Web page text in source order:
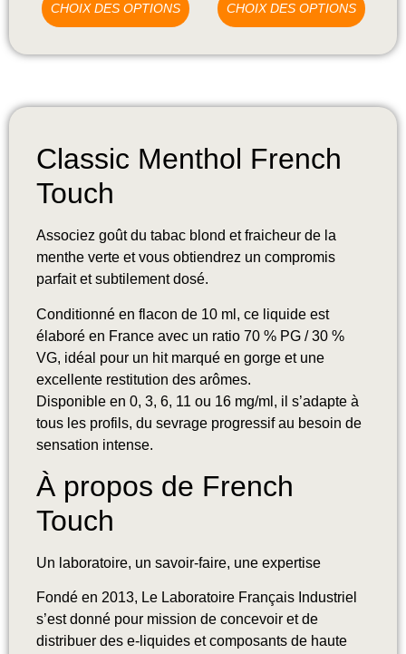
CHOIX DES OPTIONS CHOIX DES OPTIONS
Classic Menthol French
Touch
Associez goût du tabac blond et fraicheur de la
menthe verte et vous obtiendrez un compromis
parfait et subtilement dosé.
Conditionné en flacon de 10 ml, ce liquide est
élaboré en France avec un ratio 70 % PG / 30 %
VG, idéal pour un hit marqué en gorge et une
excellente restitution des arômes.
Disponible en 0, 3, 6, 11 ou 16 mg/ml, il s’adapte à
tous les profils, du sevrage progressif au besoin de
sensation intense.
À propos de French
Touch
Un laboratoire, un savoir-faire, une expertise
Fondé en 2013, Le Laboratoire Français Industriel
s’est donné pour mission de concevoir et de
distribuer des e-liquides et composants de haute